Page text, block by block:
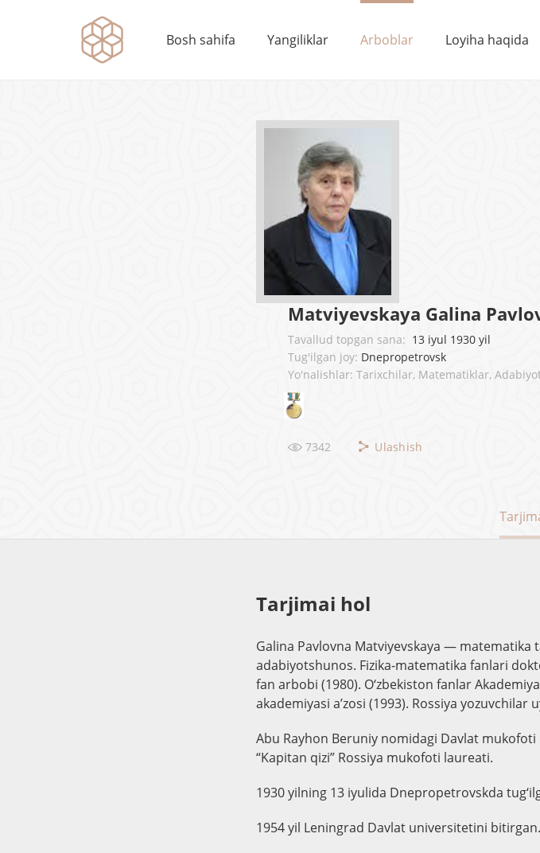
Bosh sahifa Yangiliklar Arboblar Loyiha haqida
Matviyevskaya Galina
Tavallud topgan sana: 13 iyul 1930 yil
Tug'ilgan joy: Dnepropetrovsk
Yo'nalishlar: Tarixchilar, Matematiklar,
7342 Ulashish
Tarjimai hol
Galina Pavlovna Matviyevskaya — matematika
adabiyotshunos. Fizika-matematika fanlari
fan arbobi (1980). O‘zbekiston fanlar
akademiyasi a’zosi (1993). Rossiya yozuvchilar
Abu Rayhon Beruniy nomidagi Davlat
“Kapitan qizi” Rossiya mukofoti laureati.
1930 yilning 13 iyulida Dnepropetrovskda
1954 yil Leningrad Davlat universitetini bitirgan.